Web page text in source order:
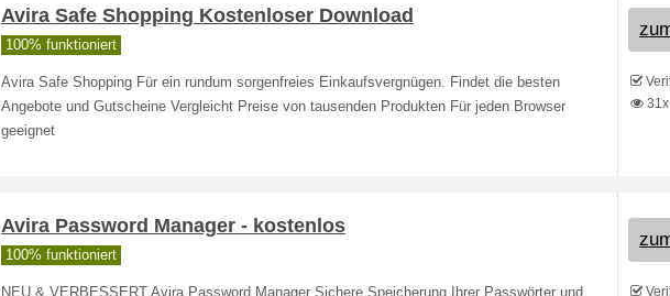
Avira Safe Shopping Kostenloser Download
100% funktioniert
Avira Safe Shopping Für ein rundum sorgenfreies Einkaufsvergnügen. Findet die besten
Angebote und Gutscheine Vergleicht Preise von tausenden Produkten Für jeden Browser
geeignet
31x
Avira Password Manager - kostenlos
100% funktioniert
NEU & VERBESSERT Avira Password Manager Sichere Speicherung Ihrer Passwörter und